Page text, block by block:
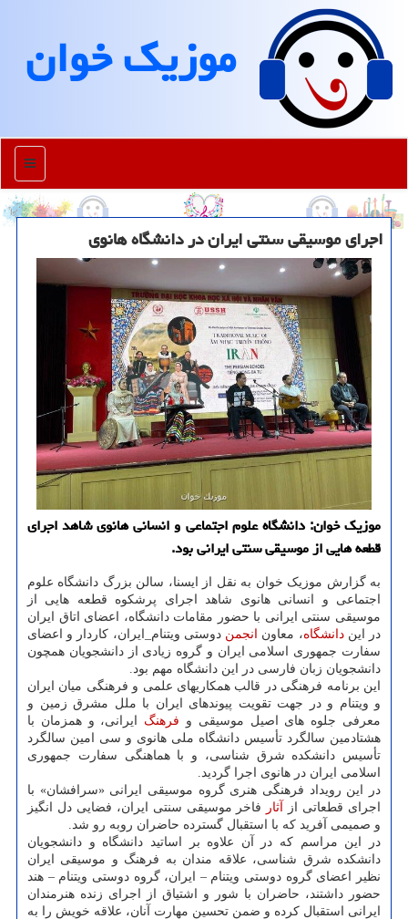
موزیك خوان
منو
اجرای موسیقی سنتی ایران در دانشگاه هانوی
موزیک خوان: دانشگاه علوم اجتماعی و انسانی هانوی شاهد اجرای
قطعه هایی از موسیقی سنتی ایرانی بود.
به گزارش موزیک خوان به نقل از ایسنا، سالن بزرگ دانشگاه علوم
اجتماعی و انسانی هانوی شاهد اجرای پرشکوه قطعه هایی از
موسیقی سنتی ایرانی با حضور مقامات دانشگاه، اعضای اتاق ایران
در ایندانشگاه، معاون انجمن دوستی ویتنام_ایران، کاردار و اعضای
سفارت جمهوری اسلامی ایران و گروه زیادی از دانشجویان همچون
دانشجویان زبان فارسی در این دانشگاه مهم بود.
این برنامه فرهنگی در قالب همکاریهای علمی و فرهنگی میان ایران
و ویتنام و در جهت تقویت پیوندهای ایران با ملل مشرق زمین و
معرفی جلوه های اصیل موسیقی و فرهنگ ایرانی، و همزمان با
هشتادمین سالگرد تأسیس دانشگاه ملی هانوی و سی امین سالگرد
تأسیس دانشکده شرق شناسی، و با هماهنگی سفارت جمهوری
اسلامی ایران در هانوی اجرا گردید.
در این رویداد فرهنگی هنری گروه موسیقی ایرانی «سرافشان» با
اجرای قطعاتی از
آثار
فاخر موسیقی سنتی ایران، فضایی دل انگیز
و صمیمی آفرید که با استقبال گسترده حاضران روبه رو شد.
در این مراسم که در آن علاوه بر اساتید دانشگاه و دانشجویان
دانشکده شرق شناسی، علاقه مندان به فرهنگ و موسیقی ایران
نظیر اعضای گروه دوستی ویتنام – ایران، گروه دوستی ویتنام – هند
حضور داشتند، حاضران با شور و اشتیاق از اجرای زنده هنرمندان
ایرانی استقبال کرده و ضمن تحسین مهارت آنان، علاقه خویش را به